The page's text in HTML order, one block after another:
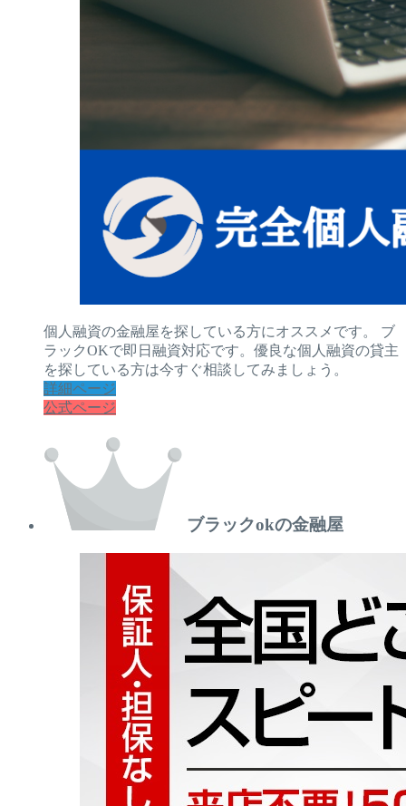
個人融資の金融屋を探している方にオススメです。 ブ
ラックOKで即日融資対応です。優良な個人融資の貸主
を探している方は今すぐ相談してみましょう。
詳細ページ
公式ページ
ブラックokの金融屋